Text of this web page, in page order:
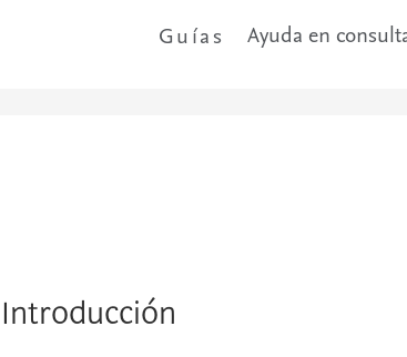
Guías Ayuda en
Introducción